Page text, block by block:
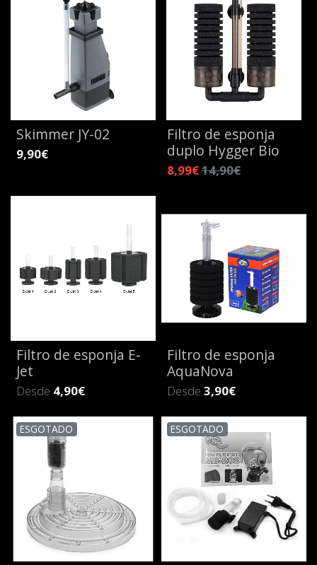
Skimmer JY-02
9,90€
Filtro de esponja
duplo Hygger Bio
8,99€14,90€
Filtro de esponja E-
Jet
Desde 4,90€
Filtro de esponja
AquaNova
Desde 3,90€
ESGOTADO ESGOTADO